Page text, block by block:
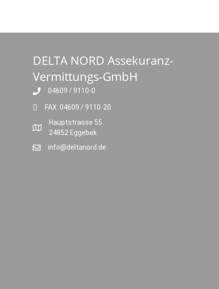
DELTA NORD Assekuranz-
Vermittungs-GmbH
04609 / 9110-0
FAX: 04609 / 9110-20
Hauptstrasse 55
24852 Eggebek
info@deltanord.de